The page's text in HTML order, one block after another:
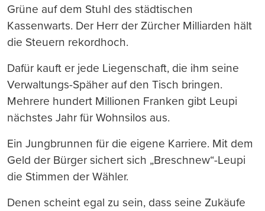
Grüne auf dem Stuhl des städtischen
Kassenwarts. Der Herr der Zürcher Milliarden hält
die Steuern rekordhoch.
Dafür kauft er jede Liegenschaft, die ihm seine
Verwaltungs-Späher auf den Tisch bringen.
Mehrere hundert Millionen Franken gibt Leupi
nächstes Jahr für Wohnsilos aus.
Ein Jungbrunnen für die eigene Karriere. Mit dem
Geld der Bürger sichert sich „Breschnew“-Leupi
die Stimmen der Wähler.
Denen scheint egal zu sein, dass seine Zukäufe